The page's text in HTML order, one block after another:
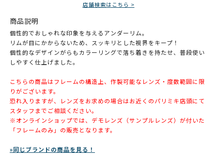
店舗検索はこちら >
商品説明
個性的でおしゃれな印象を与えるアンダーリム。
リムが目にかからないため、スッキリとした視界をキープ！
個性的なデザインがらもカラーリングで落ち着きを持たせ、普段使い
しやすく仕上げました。
こちらの商品はフレームの構造上、作製可能なレンズ・度数範囲に限
りがございます。
恐れ入りますが、レンズをお求めの場合はお近くのパリミキ店頭にて
スタッフまでご相談ください。
※オンラインショップでは、デモレンズ（サンプルレンズ）が付いた
「フレームのみ」の販売となります。
»同じブランドの商品を見る！